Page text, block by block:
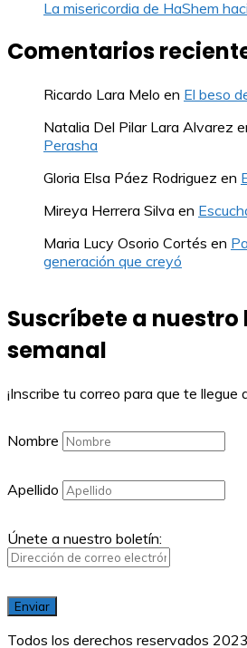
La misericordia de HaShem
Comentarios
Ricardo Lara Melo en El beso
Natalia Del Pilar Lara Alvarez
Perasha
Gloria Elsa Páez Rodriguez en
Mireya Herrera Silva en
Maria Lucy Osorio Cortés en
generación que creyó
Suscríbete a
semanal
¡Inscribe tu correo para que te
Nombre
Apellido
Únete a nuestro boletín:
Todos los derechos reservados